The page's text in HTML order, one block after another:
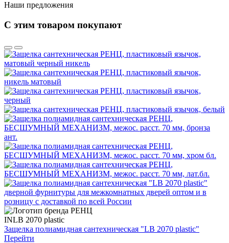
Наши предложения
С этим товаром покупают
INLB 2070 plastic
Защелка полиамидная сантехническая "LB 2070 plastic"
Перейти